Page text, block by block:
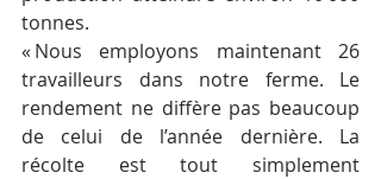
tonnes.
« Nous employons maintenant 26
travailleurs dans notre ferme. Le
rendement ne diffère pas beaucoup
de celui de l’année dernière. La
récolte est tout simplement